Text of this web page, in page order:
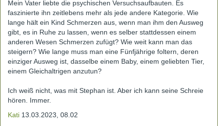
Mein Vater liebte die psychischen Versuchsaufbauten. Es
faszinierte ihn zeitlebens mehr als jede andere Kategorie. Wie
lange hält ein Kind Schmerzen aus, wenn man ihm den Ausweg
gibt, es in Ruhe zu lassen, wenn es selber stattdessen einem
anderen Wesen Schmerzen zufügt? Wie weit kann man das
steigern? Wie lange muss man eine Fünfjährige foltern, deren
einziger Ausweg ist, dasselbe einem Baby, einem geliebten Tier,
einem Gleichaltrigen anzutun?
Ich weiß nicht, was mit Stephan ist. Aber ich kann seine Schreie
hören. Immer.
Kati 13.03.2023, 08.02